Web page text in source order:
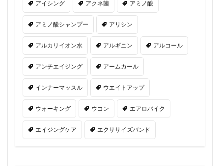
アイシング アクネ菌 アミノ酸
アミノ酸シャンプー アリシン
アルカリイオン水 アルギニン アルコール
アンチエイジング アームカール
インナーマッスル ウエイトアップ
ウォーキング ウコン エアロバイク
エイジングケア エクササイズバンド